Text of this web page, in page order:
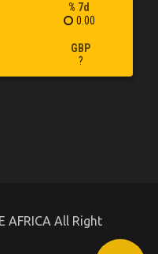
% 7d
0.00
GBP
?
AFRICA All Right